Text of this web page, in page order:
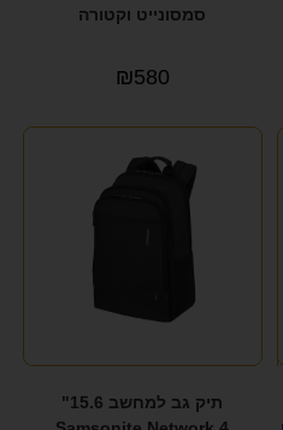
סמסונייט וקטורה
₪580
תיק גב למחשב 15.6"